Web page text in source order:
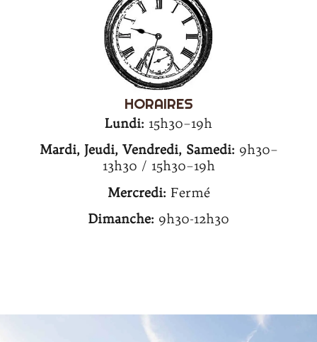
HORAIRES
Lundi: 15h30–19h
Mardi, Jeudi, Vendredi, Samedi: 9h30–
13h30 / 15h30–19h
Mercredi: Fermé
Dimanche: 9h30-12h30